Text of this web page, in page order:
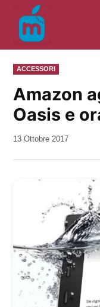
contenuto
PUBBLICATO
IN
ACCESSORI
Amazon
Oasis e
da
13 Ottobre 2017